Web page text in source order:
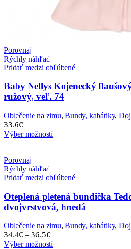
Porovnaj
Rýchly náhľad
Pridať medzi obľúbené
Baby Nellys Kojenecký
ružový, veľ. 74
Oblečenie na zimu, Bundy, kabátiky,
33.6€
Výber možností
Porovnaj
Rýchly náhľad
Pridať medzi obľúbené
Oteplená pletená bundička
dvojvrstvová, hnedá
Oblečenie na zimu, Bundy, kabátiky,
34.4€ – 36.5€Price
range:
Výber možností